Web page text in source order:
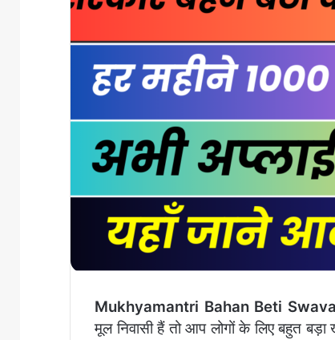
Mukhyamantri Bahan Beti
मूल निवासी हैं तो आप लोगों के लिए बहुत